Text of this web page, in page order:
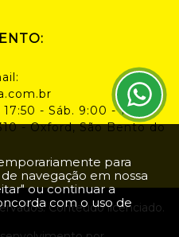
- Sáb. 9:00 - 14:00
- Oxford, São Bento do
Conteúdo licenciado.
para
navegação em nossa
ou continuar a
com o uso de